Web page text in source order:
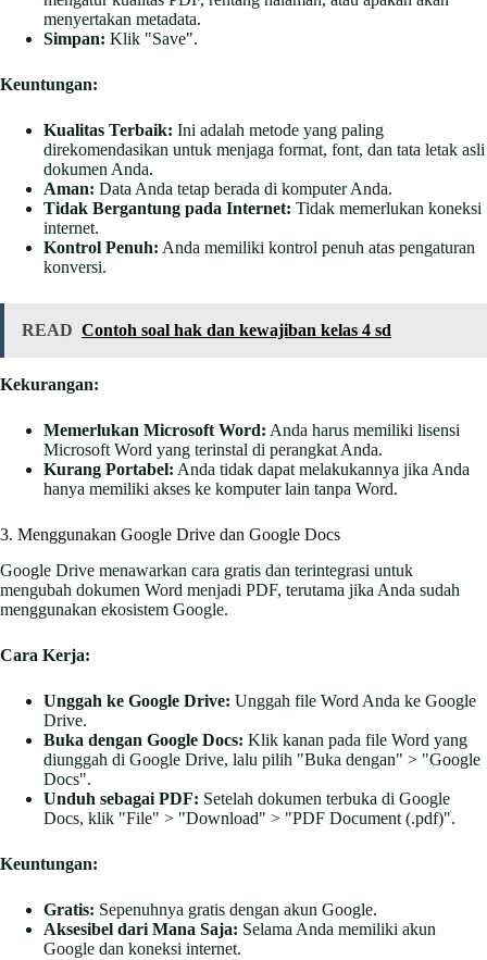
menyertakan metadata.
Simpan: Klik "Save".
Keuntungan:
Kualitas Terbaik: Ini adalah metode yang paling
direkomendasikan untuk menjaga format, font, dan tata letak asli
dokumen Anda.
Aman: Data Anda tetap berada di komputer Anda.
Tidak Bergantung pada Internet: Tidak memerlukan koneksi
internet.
Kontrol Penuh: Anda memiliki kontrol penuh atas pengaturan
konversi.
READ Contoh soal hak dan kewajiban kelas 4 sd
Kekurangan:
Memerlukan Microsoft Word: Anda harus memiliki lisensi
Microsoft Word yang terinstal di perangkat Anda.
Kurang Portabel: Anda tidak dapat melakukannya jika Anda
hanya memiliki akses ke komputer lain tanpa Word.
3. Menggunakan Google Drive dan Google Docs
Google Drive menawarkan cara gratis dan terintegrasi untuk
mengubah dokumen Word menjadi PDF, terutama jika Anda sudah
menggunakan ekosistem Google.
Cara Kerja:
Unggah ke Google Drive: Unggah file Word Anda ke Google
Drive.
Buka dengan Google Docs: Klik kanan pada file Word yang
diunggah di Google Drive, lalu pilih "Buka dengan" > "Google
Docs".
Unduh sebagai PDF: Setelah dokumen terbuka di Google
Docs, klik "File" > "Download" > "PDF Document (.pdf)".
Keuntungan:
Gratis: Sepenuhnya gratis dengan akun Google.
Aksesibel dari Mana Saja: Selama Anda memiliki akun
Google dan koneksi internet.